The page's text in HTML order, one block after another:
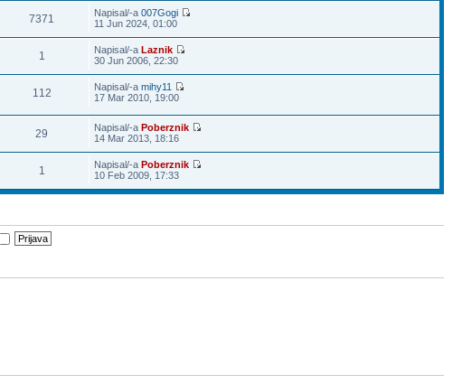
7371 Napisal/-a007Gogi
11 Jun 2024, 01:00
1 Napisal/-aLaznik
30 Jun 2006, 22:30
112 Napisal/-amihy11
17 Mar 2010, 19:00
29 Napisal/-aPoberznik
14 Mar 2013, 18:16
1 Napisal/-aPoberznik
10 Feb 2009, 17:33